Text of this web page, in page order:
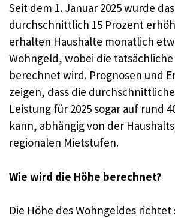
Seit dem 1. Januar 2025 wurde
durchschnittlich 15 Prozent
erhalten Haushalte monatlich
Wohngeld, wobei die
berechnet wird. Prognosen und
zeigen, dass die
Leistung für 2025 sogar auf rund
kann, abhängig von der
regionalen Mietstufen.
Wie wird die Höhe berechnet?
Die Höhe des Wohngeldes richtet